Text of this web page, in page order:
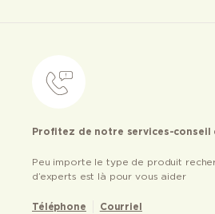
Profitez de notre services-conseil
Peu importe le type de produit
d’experts est là pour vous aider
Téléphone Courriel